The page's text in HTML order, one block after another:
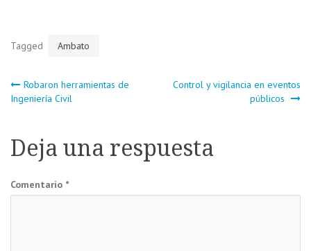
Tagged Ambato
Navegación
entradas
Robaron herramientas de
Ingeniería Civil
Control y vigilancia en eventos
públicos
Deja una respuesta
Comentario *